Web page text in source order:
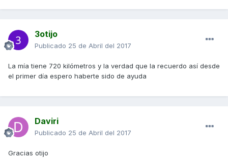
3otijo
Publicado 25 de Abril del 2017
La mía tiene 720 kilómetros y la verdad que la recuerdo así desde
el primer día espero haberte sido de ayuda
Daviri
Publicado 25 de Abril del 2017
Gracias otijo